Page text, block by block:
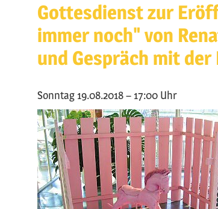
Gottesdienst zur
immer noch" von
und Gespräch mit
Sonntag 19.08.2018 – 17:00 Uhr